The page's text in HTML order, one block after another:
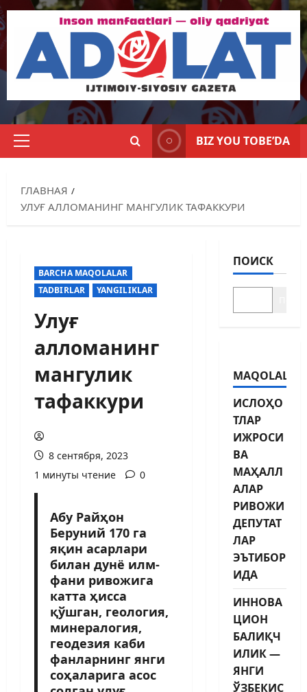
BIZ YOU TOBE’DA
ГЛАВНАЯ
УЛУҒ АЛЛОМАНИНГ МАНГУЛИК ТАФАККУРИ
BARCHA MAQOLALAR
TADBIRLAR
YANGILIKLAR
Улуғ
алломанинг
мангулик
тафаккури
8 сентября, 2023
1 минуты чтение
0
Абу Райҳон
Беруний 170 га
яқин асарлари
билан дунё илм-
фани ривожига
катта ҳисса
қўшган, гео­логия,
минералогия,
геодезия каби
фанларнинг янги
соҳаларига асос
ПОИСК
MAQOLALAR
ИСЛОҲО
ТЛАР
ИЖРОСИ
ВА
МАҲАЛЛ
АЛАР
РИВОЖИ
ДЕПУТАТ
ЛАР
ЭЪТИБОР
ИДА
ИННОВА
ЦИОН
БАЛИҚЧ
ИЛИК —
ЯНГИ
ЎЗБЕКИС